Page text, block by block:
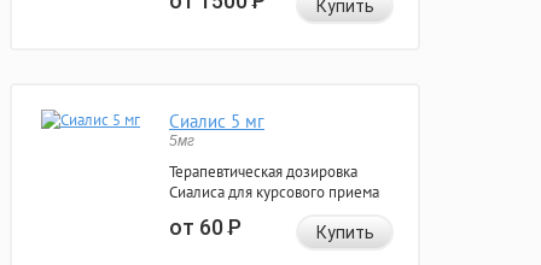
Купить
Сиалис 5 мг
5мг
Терапевтическая дозировка
Сиалиса для курсового приема
от 60Р Купить